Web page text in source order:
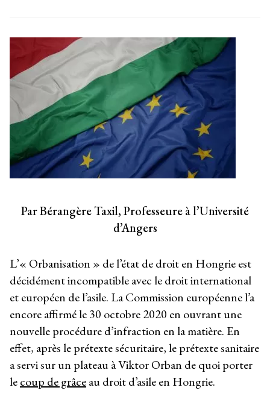
Par Bérangère Taxil, Professeure à l’Université
d’Angers
L’« Orbanisation » de l’état de droit en Hongrie est
décidément incompatible avec le droit international
et européen de l’asile. La Commission européenne l’a
encore affirmé le 30 octobre 2020 en ouvrant une
nouvelle procédure d’infraction en la matière. En
effet, après le prétexte sécuritaire, le prétexte sanitaire
a servi sur un plateau à Viktor Orban de quoi porter
lecoup de grâceau droit d’asile en Hongrie.